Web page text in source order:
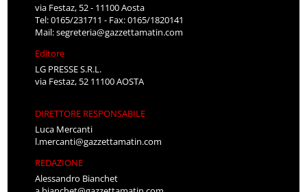
via Festaz, 52 - 11100 Aosta
Tel: 0165/231711 - Fax: 0165/1820141
Mail:segreteria@gazzettamatin.com
Editore
LG PRESSE S.R.L.
via Festaz, 52 11100 AOSTA
DIRETTORE RESPONSABILE
Luca Mercanti
l.mercanti@gazzettamatin.com
REDAZIONE
Alessandro Bianchet